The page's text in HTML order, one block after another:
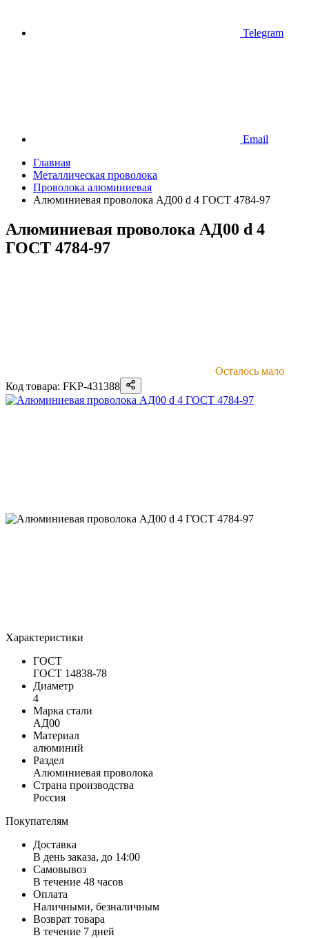
Telegram
Email
Главная
Металлическая проволока
Проволока алюминиевая
Алюминиевая проволока АД00 d 4 ГОСТ 4784-97
Алюминиевая проволока АД00 d 4
ГОСТ 4784-97
Осталось мало
Код товара: FKP-431388
Характеристики
ГОСТ
ГОСТ 14838-78
Диаметр
4
Марка стали
АД00
Материал
алюминий
Раздел
Алюминиевая проволока
Страна производства
Россия
Покупателям
Доставка
В день заказа, до 14:00
Самовывоз
В течение 48 часов
Оплата
Наличными, безналичным
Возврат товара
В течение 7 дней